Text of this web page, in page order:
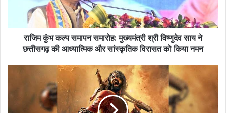
राजिम कुंभ कल्प समापन समारोह: मुख्यमंत्री श्री विष्णुदेव साय ने
छत्तीसगढ़ की आध्यात्मिक और सांस्कृतिक विरासत को किया नमन